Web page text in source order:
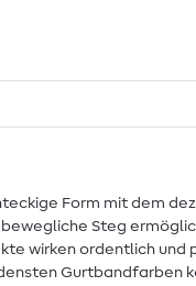
Form mit dem
Steg
wirken ordentlich
Gurtbandfarben